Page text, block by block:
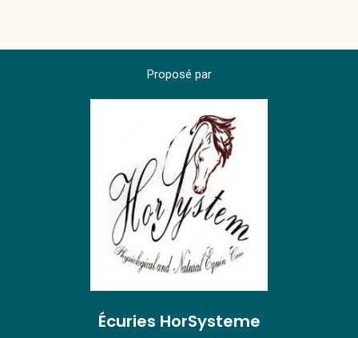
Proposé par
Écuries HorSysteme